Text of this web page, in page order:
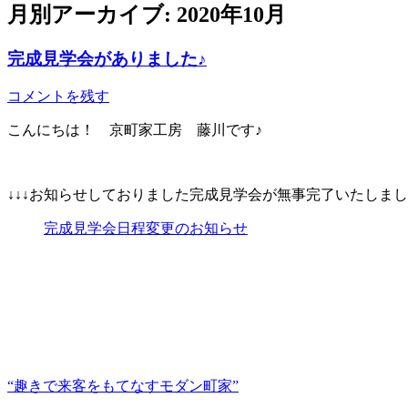
月別アーカイブ: 2020年10月
完成見学会がありました♪
コメントを残す
こんにちは！ 京町家工房 藤川です♪
↓↓↓お知らせしておりました完成見学会が無事完了いたしま
完成見学会日程変更のお知らせ
“趣きで来客をもてなすモダン町家”